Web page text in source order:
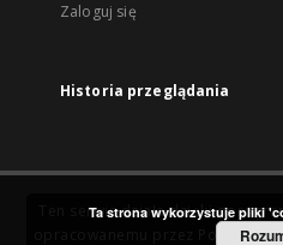
Zaloguj się
Historia przeglądania
Ten serwis działa dzięki
Ta strona wykorzystuje pliki